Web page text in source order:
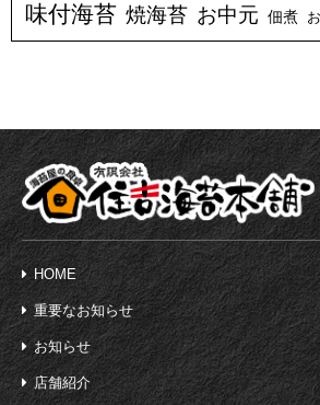
味付海苔 焼海苔 お中元 佃煮
HOME
重要なお知らせ
お知らせ
店舗紹介